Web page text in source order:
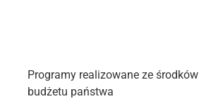
Programy realizowane ze środków
budżetu państwa